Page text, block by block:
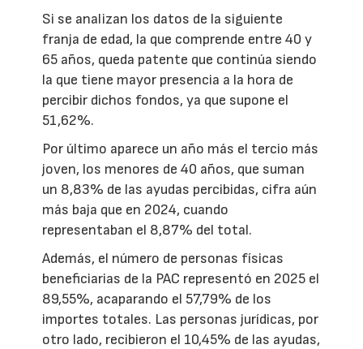
Si se analizan los datos de la siguiente
franja de edad, la que comprende entre 40 y
65 años, queda patente que continúa siendo
la que tiene mayor presencia a la hora de
percibir dichos fondos, ya que supone el
51,62%.
Por último aparece un año más el tercio más
joven, los menores de 40 años, que suman
un 8,83% de las ayudas percibidas, cifra aún
más baja que en 2024, cuando
representaban el 8,87% del total.
Además, el número de personas físicas
beneficiarias de la PAC representó en 2025 el
89,55%, acaparando el 57,79% de los
importes totales. Las personas jurídicas, por
otro lado, recibieron el 10,45% de las ayudas,